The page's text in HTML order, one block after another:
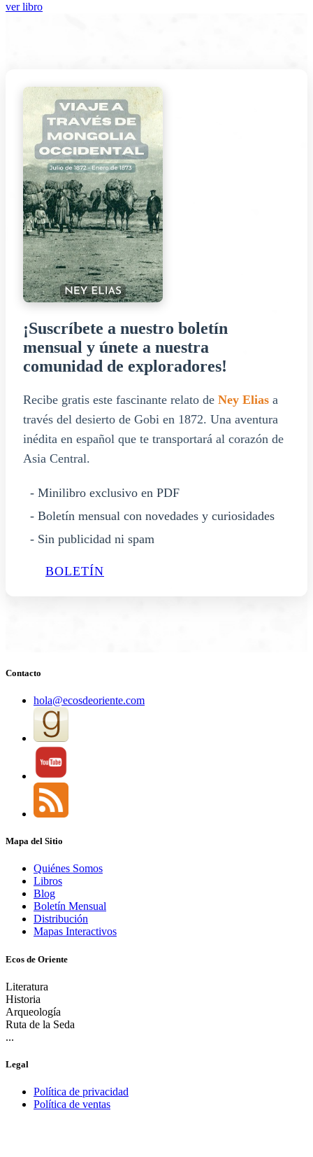
ver libro
¡Suscríbete a nuestro boletín
mensual y únete a nuestra
comunidad de exploradores!
Recibe gratis este fascinante relato de Ney Elias a
través del desierto de Gobi en 1872. Una aventura
inédita en español que te transportará al corazón de
Asia Central.
- Minilibro exclusivo en PDF
- Boletín mensual con novedades y curiosidades
- Sin publicidad ni spam
BOLETÍN
Contacto
hola@ecosdeoriente.com
Mapa del Sitio
Quiénes Somos
Libros
Blog
Boletín Mensual
Distribución
Mapas Interactivos
Ecos de Oriente
Literatura
Historia
Arqueología
Ruta de la Seda
...
Legal
Política de privacidad
Política de ventas